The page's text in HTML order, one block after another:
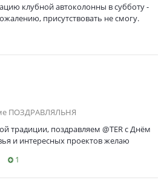
клубной автоколонны в субботу -
присутствовать не смогу.
ПОЗДРАВЛЯЛЬНЯ
традиции, поздравляем @TER с Днём
и интересных проектов желаю
1